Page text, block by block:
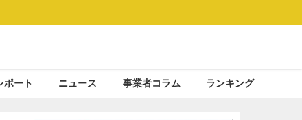
ポート ニュース 事業者コラム ランキング